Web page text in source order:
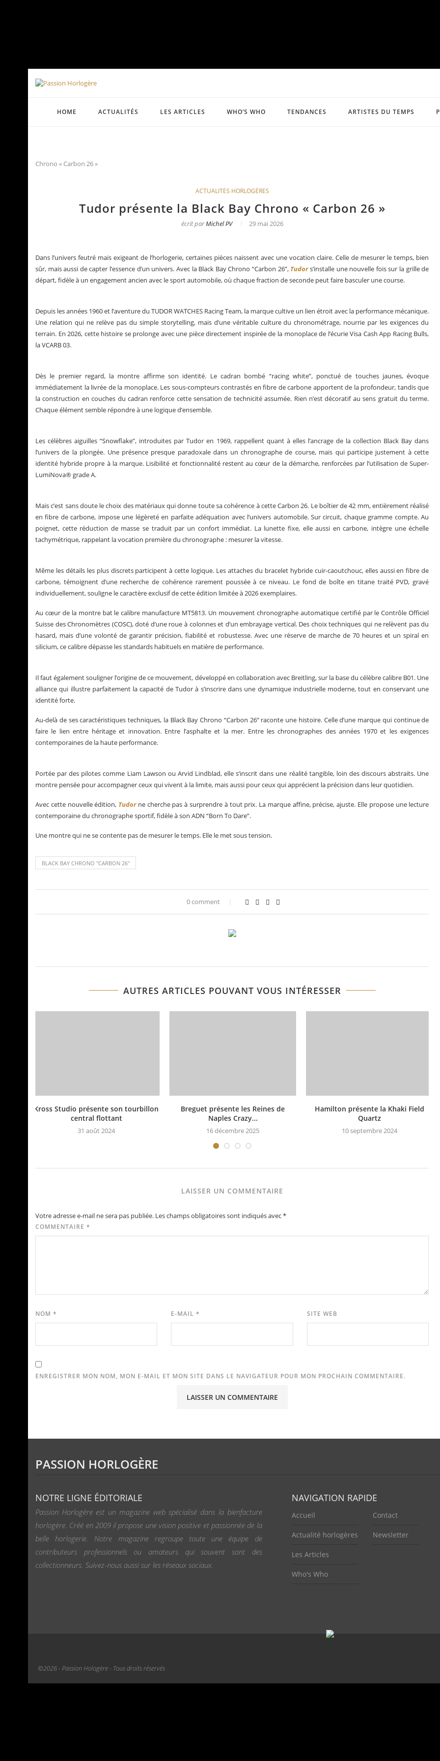
HOME ACTUALITÉS LES ARTICLES WHO’S WHO TENDANCES ARTISTES DU TEMPS
Chrono « Carbon 26 »
ACTUALITÉS HORLOGÈRES
Tudor présente la Black Bay Chrono « Carbon 26 »
écrit parMichel PV 29 mai 2026
Dans l’univers feutré mais exigeant de l’horlogerie, certaines pièces naissent avec une vocation claire. Celle de mesurer le temps, bien
sûr, mais aussi de capter l’essence d’un univers. Avec la Black Bay Chrono “Carbon 26”, Tudors’installe une nouvelle fois sur la grille de
départ, fidèle à un engagement ancien avec le sport automobile, où chaque fraction de seconde peut faire basculer une course.
Depuis les années 1960 et l’aventure du TUDOR WATCHES Racing Team, la marque cultive un lien étroit avec la performance mécanique.
Une relation qui ne relève pas du simple storytelling, mais d’une véritable culture du chronométrage, nourrie par les exigences du
terrain. En 2026, cette histoire se prolonge avec une pièce directement inspirée de la monoplace de l’écurie Visa Cash App Racing Bulls,
la VCARB 03.
Dès le premier regard, la montre affirme son identité. Le cadran bombé “racing white”, ponctué de touches jaunes, évoque
immédiatement la livrée de la monoplace. Les sous-compteurs contrastés en fibre de carbone apportent de la profondeur, tandis que
la construction en couches du cadran renforce cette sensation de technicité assumée. Rien n’est décoratif au sens gratuit du terme.
Chaque élément semble répondre à une logique d’ensemble.
Les célèbres aiguilles “Snowflake”, introduites par Tudor en 1969, rappellent quant à elles l’ancrage de la collection Black Bay dans
l’univers de la plongée. Une présence presque paradoxale dans un chronographe de course, mais qui participe justement à cette
identité hybride propre à la marque. Lisibilité et fonctionnalité restent au cœur de la démarche, renforcées par l’utilisation de Super-
LumiNova® grade A.
Mais c’est sans doute le choix des matériaux qui donne toute sa cohérence à cette Carbon 26. Le boîtier de 42 mm, entièrement réalisé
en fibre de carbone, impose une légèreté en parfaite adéquation avec l’univers automobile. Sur circuit, chaque gramme compte. Au
poignet, cette réduction de masse se traduit par un confort immédiat. La lunette fixe, elle aussi en carbone, intègre une échelle
tachymétrique, rappelant la vocation première du chronographe : mesurer la vitesse.
Même les détails les plus discrets participent à cette logique. Les attaches du bracelet hybride cuir-caoutchouc, elles aussi en fibre de
carbone, témoignent d’une recherche de cohérence rarement poussée à ce niveau. Le fond de boîte en titane traité PVD, gravé
individuellement, souligne le caractère exclusif de cette édition limitée à 2026 exemplaires.
Au cœur de la montre bat le calibre manufacture MT5813. Un mouvement chronographe automatique certifié par le Contrôle Officiel
Suisse des Chronomètres (COSC), doté d’une roue à colonnes et d’un embrayage vertical. Des choix techniques qui ne relèvent pas du
hasard, mais d’une volonté de garantir précision, fiabilité et robustesse. Avec une réserve de marche de 70 heures et un spiral en
silicium, ce calibre dépasse les standards habituels en matière de performance.
Il faut également souligner l’origine de ce mouvement, développé en collaboration avec Breitling, sur la base du célèbre calibre B01. Une
alliance qui illustre parfaitement la capacité de Tudor à s’inscrire dans une dynamique industrielle moderne, tout en conservant une
identité forte.
Au-delà de ses caractéristiques techniques, la Black Bay Chrono “Carbon 26” raconte une histoire. Celle d’une marque qui continue de
faire le lien entre héritage et innovation. Entre l’asphalte et la mer. Entre les chronographes des années 1970 et les exigences
contemporaines de la haute performance.
Portée par des pilotes comme Liam Lawson ou Arvid Lindblad, elle s’inscrit dans une réalité tangible, loin des discours abstraits. Une
montre pensée pour accompagner ceux qui vivent à la limite, mais aussi pour ceux qui apprécient la précision dans leur quotidien.
Avec cette nouvelle édition, Tudorne cherche pas à surprendre à tout prix. La marque affine, précise, ajuste. Elle propose une lecture
contemporaine du chronographe sportif, fidèle à son ADN “Born To Dare”.
Une montre qui ne se contente pas de mesurer le temps. Elle le met sous tension.
BLACK BAY CHRONO "CARBON 26"
0 comment
AUTRES ARTICLES POUVANT VOUS INTÉRESSER
Kross Studio présente son tourbillon
central flottant
31 août 2024
Breguet présente les Reines de
Naples Crazy...
16 décembre 2025
Hamilton présente la Khaki Field
Quartz
10 septembre 2024
LAISSER UN COMMENTAIRE
Votre adresse e-mail ne sera pas publiée. Les champs obligatoires sont indiqués avec*
COMMENTAIRE *
NOM * E-MAIL* SITE WEB
ENREGISTRER MON NOM, MON E-MAIL ET MON SITE DANS LE NAVIGATEUR POUR MON PROCHAIN COMMENTAIRE.
La Santos de Cartier Le business des montres en 2025
PASSION HORLOGÈRE
NOTRE LIGNE ÉDITORIALE
Passion Horlogère est un magazine web spécialisé dans la bienfacture
horlogère. Créé en 2009 il propose une vision positive et passionnée de la
belle horlogerie. Notre magazine regroupe toute une équipe de
contributeurs professionnels ou amateurs qui souvent sont des
collectionneurs. Suivez-nous aussi sur les réseaux sociaux.
NAVIGATION RAPIDE
Accueil
Actualité horlogères
Les Articles
Who's Who
Contact
Newsletter
©2026 - Passion Hologère - Tous droits réservés